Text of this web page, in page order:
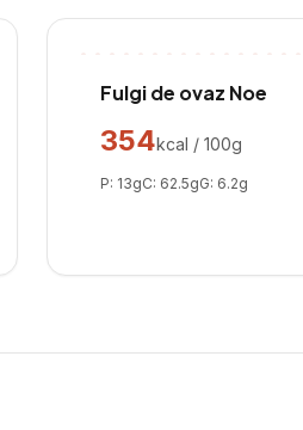
Fulgi de ovaz Noe
354kcal / 100g
P: 13gC: 62.5gG: 6.2g